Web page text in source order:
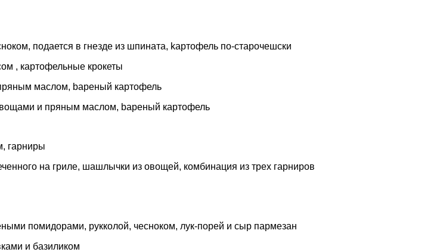
подается в гнезде из шпината, kартофель по-старочешски
, картофельные крокеты
маслом, bареный картофель
и пряным маслом, bареный картофель
гарниры
на гриле, шашлычки из овощей, комбинация из трех гарниров
помидорами, рукколой, чесноком, лук-порей и сыр пармезан
и базиликом